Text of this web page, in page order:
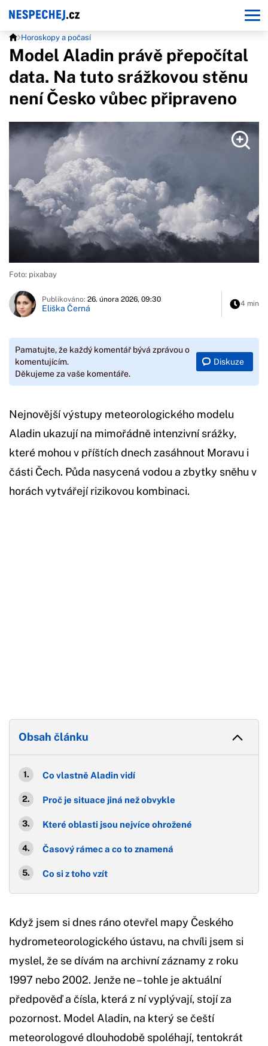
Horoskopy a počasí
Model Aladin právě přepočítal
data. Na tuto srážkovou stěnu
není Česko vůbec připraveno
Foto: pixabay
Publikováno: 26. února 2026, 09:30
Eliška Černá 4 min
Pamatujte, že každý komentář bývá zprávou o
komentujícím.
Děkujeme za vaše komentáře.
Diskuze
Nejnovější výstupy meteorologického modelu
Aladin ukazují na mimořádně intenzivní srážky,
které mohou v příštích dnech zasáhnout Moravu i
části Čech. Půda nasycená vodou a zbytky sněhu v
horách vytvářejí rizikovou kombinaci.
Obsah článku
Co vlastně Aladin vidí
Proč je situace jiná než obvykle
Které oblasti jsou nejvíce ohrožené
Časový rámec a co to znamená
Co si z toho vzít
Když jsem si dnes ráno otevřel mapy Českého
hydrometeorologického ústavu, na chvíli jsem si
myslel, že se dívám na archivní záznamy z roku
1997 nebo 2002. Jenže ne – tohle je aktuální
předpověď a čísla, která z ní vyplývají, stojí za
pozornost. Model Aladin, na který se čeští
meteorologové dlouhodobě spoléhají, tentokrát